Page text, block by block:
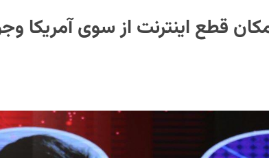
قطع اینترنت از سوی آمریکا